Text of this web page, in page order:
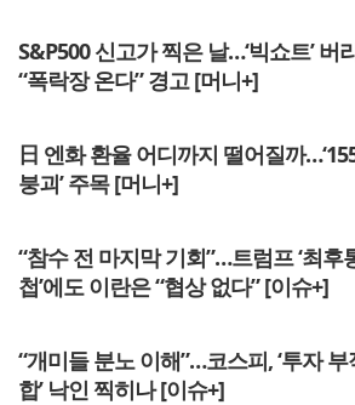
S&P500 신고가 찍은 날…‘빅쇼트’ 버
“폭락장 온다” 경고 [머니+]
日 엔화 환율 어디까지 떨어질까
붕괴’ 주목 [머니+]
“참수 전 마지막 기회”…트럼프 ‘최후
첩’에도 이란은 “협상 없다” [이슈+]
“개미들 분노 이해”…코스피, ‘투자 부
합’ 낙인 찍히나 [이슈+]